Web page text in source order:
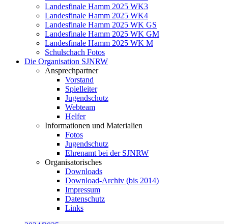
Landesfinale Hamm 2025 WK3
Landesfinale Hamm 2025 WK4
Landesfinale Hamm 2025 WK GS
Landesfinale Hamm 2025 WK GM
Landesfinale Hamm 2025 WK M
Schulschach Fotos
Die Organisation SJNRW
Ansprechpartner
Vorstand
Spielleiter
Jugendschutz
Webteam
Helfer
Informationen und Materialien
Fotos
Jugendschutz
Ehrenamt bei der SJNRW
Organisatorisches
Downloads
Download-Archiv (bis 2014)
Impressum
Datenschutz
Links